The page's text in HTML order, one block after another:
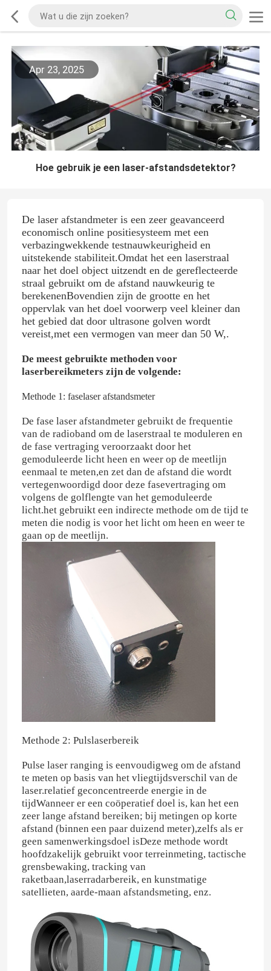
Apr 23, 2025
Hoe gebruik je een laser-afstandsdetektor?
De laser afstandmeter is een zeer geavanceerd
economisch online positiesysteem met een
verbazingwekkende testnauwkeurigheid en
uitstekende stabiliteit.Omdat het een laserstraal
naar het doel object uitzendt en de gereflecteerde
straal gebruikt om de afstand nauwkeurig te
berekenenBovendien zijn de grootte en het
oppervlak van het doel voorwerp veel kleiner dan
het gebied dat door ultrasone golven wordt
vereist,met een vermogen van meer dan 50 W,.
De meest gebruikte methoden voor
laserbereikmeters zijn de volgende:
Methode 1: faselaser afstandsmeter
De fase laser afstandmeter gebruikt de frequentie
van de radioband om de laserstraal te moduleren en
de fase vertraging veroorzaakt door het
gemoduleerde licht heen en weer op de meetlijn
eenmaal te meten,en zet dan de afstand die wordt
vertegenwoordigd door deze fasevertraging om
volgens de golflengte van het gemoduleerde
licht.het gebruikt een indirecte methode om de tijd te
meten die nodig is voor het licht om heen en weer te
gaan op de meetlijn.
Methode 2: Pulslaserbereik
Pulse laser ranging is eenvoudigweg om de afstand
te meten op basis van het vliegtijdsverschil van de
laser.relatief geconcentreerde energie in de
tijdWanneer er een coöperatief doel is, kan het een
zeer lange afstand bereiken; bij metingen op korte
afstand (binnen een paar duizend meter),zelfs als er
geen samenwerkingsdoel isDeze methode wordt
hoofdzakelijk gebruikt voor terreinmeting, tactische
grensbewaking, tracking van
raketbaan,laserradarbereik, en kunstmatige
satellieten, aarde-maan afstandsmeting, enz.